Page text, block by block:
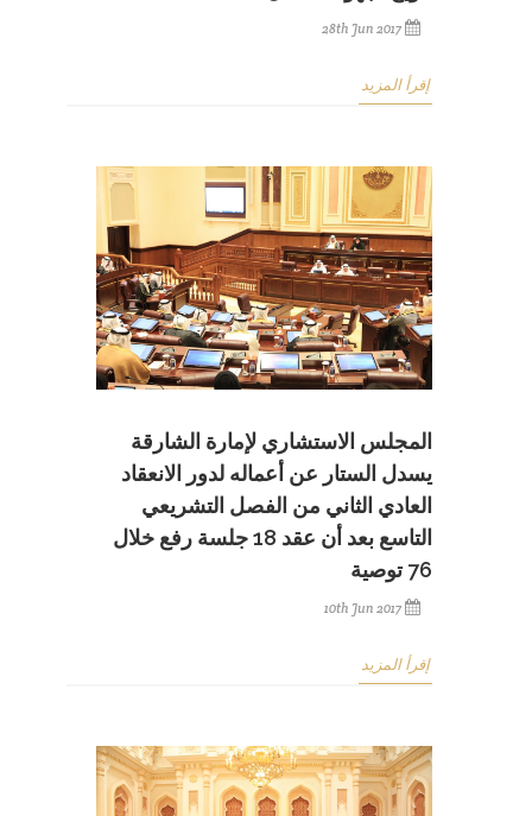
28th Jun 2017
إقرأ المزيد
المجلس الاستشاري لإمارة الشارقة
يسدل الستار عن أعماله لدور الانعقاد
العادي الثاني من الفصل التشريعي
التاسع بعد أن عقد 18 جلسة رفع خلال
76 توصية
10th Jun 2017
إقرأ المزيد